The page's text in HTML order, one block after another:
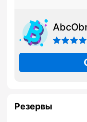
Резервы